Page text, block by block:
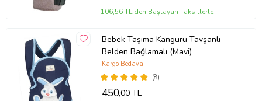
106,56 TL'den Başlayan Taksitlerle
Bebek Taşıma Kanguru Tavşanlı
Belden Bağlamalı (Mavi)
(8)
Kargo Bedava
450,00 TL